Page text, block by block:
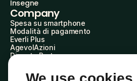
Insegne
Company
Spesa su smartphone
Modalità di pagamento
Everli Plus
AgevolAzioni
Diventa Partner
Everli Shoppers